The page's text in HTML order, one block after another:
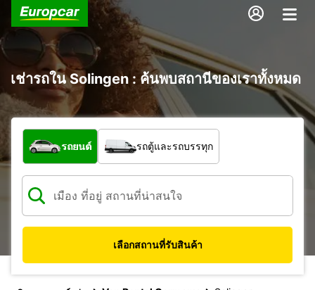
เช่ารถใน Solingen : ค้นพบสถานีของเราทั้งหมด
รถประเภทใด
รถยนต์ รถตู้และรถบรรทุก
เลือกสถานที่รับสินค้า